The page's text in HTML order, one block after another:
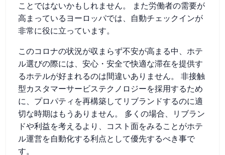
ことではないかもしれません。 また労働者の需要が
高まっているヨーロッパでは、自動チェックインが
非常に役に立っています。
このコロナの状況が収まらず不安が高まる中、ホテ
ル選びの際には、安心・安全で快適な滞在を提供す
るホテルが好まれるのは間違いありません。 非接触
型カスタマーサービステクノロジーを採用するため
に、プロパティを再構築してリブランドするのに適
切な時期はもうありません。 多くの場合、リブラン
ドや利益を考えるより、コスト面をみることがホテ
ル運営を自動化する利点として優先するべき事で
す。